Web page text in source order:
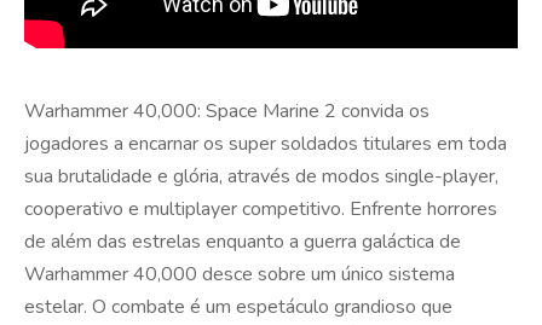
Warhammer 40,000: Space Marine 2 convida os
jogadores a encarnar os super soldados titulares em toda
sua brutalidade e glória, através de modos single-player,
cooperativo e multiplayer competitivo. Enfrente horrores
de além das estrelas enquanto a guerra galáctica de
Warhammer 40,000 desce sobre um único sistema
estelar. O combate é um espetáculo grandioso que